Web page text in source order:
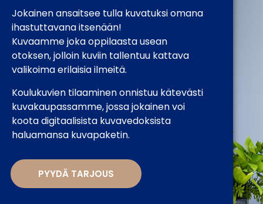
Jokainen ansaitsee tulla kuvatuksi omana
ihastuttavana itsenään!
Kuvaamme joka oppilaasta usean
otoksen, jolloin kuviin tallentuu kattava
valikoima erilaisia ilmeitä.
Koulukuvien tilaaminen onnistuu kätevästi
kuvakaupassamme, jossa jokainen voi
koota digitaalisista kuvavedoksista
haluamansa kuvapaketin.
PYYDÄ TARJOUS